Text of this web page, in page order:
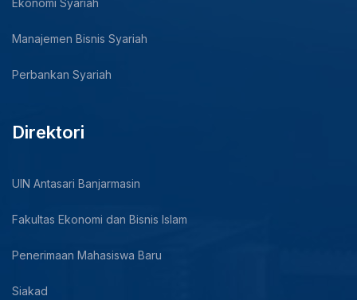
Manajemen Bisnis Syariah
Perbankan Syariah
Direktori
UIN Antasari Banjarmasin
Fakultas Ekonomi dan Bisnis Islam
Penerimaan Mahasiswa Baru
Siakad